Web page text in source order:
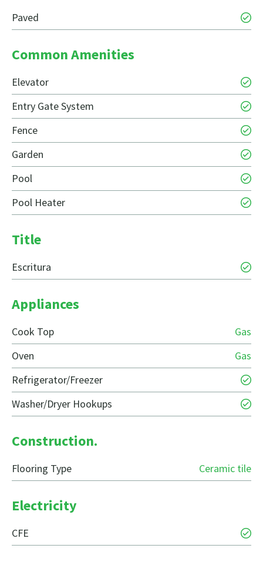
Paved
Common Amenities
Elevator
Entry Gate System
Fence
Garden
Pool
Pool Heater
Title
Escritura
Appliances
Cook Top
Gas
Oven
Gas
Refrigerator/Freezer
Washer/Dryer Hookups
Construction.
Flooring Type Ceramic tile
Electricity
CFE